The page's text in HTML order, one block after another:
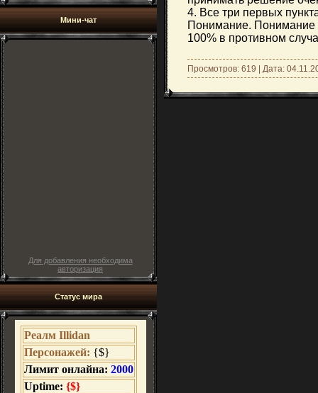
Мини-чат
Для добавления необходима
авторизация
Статус мира
4. Все три первых
Понимание. Понимание
100% в противном
Просмотров: 619 | Дата: